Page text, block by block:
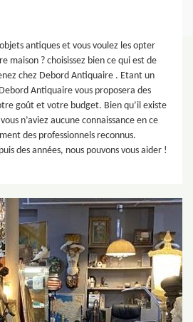
antiques et vous voulez les opter
maison ? choisissez bien ce qui est de
chez Debord Antiquaire . Etant un
Antiquaire vous proposera des
goût et votre budget. Bien qu’il existe
n’aviez aucune connaissance en ce
des professionnels reconnus.
des années, nous pouvons vous aider !